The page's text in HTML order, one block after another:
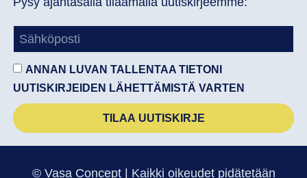
ANNAN LUVAN TALLENTAA TIETONI
UUTISKIRJEIDEN LÄHETTÄMISTÄ VARTEN
TILAA UUTISKIRJE
© Vasa Concept | Kaikki oikeudet pidätetään